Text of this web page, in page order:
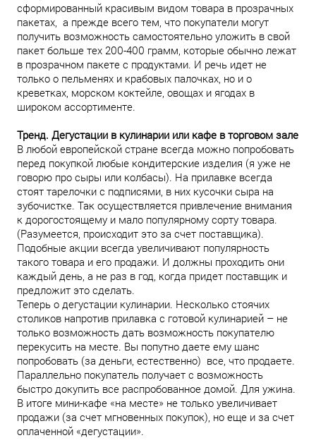
сформированный красивым видом товара в прозрачных
пакетах, а прежде всего тем, что покупатели могут
получить возможность самостоятельно уложить в свой
пакет больше тех 200-400 грамм, которые обычно лежат
в прозрачном пакете с продуктами. И речь идет не
только о пельменях и крабовых палочках, но и о
креветках, морском коктейле, овощах и ягодах в
широком ассортименте.
Тренд. Дегустации в кулинарии или кафе в торговом зале
В любой европейской стране всегда можно попробовать
перед покупкой любые кондитерские изделия (я уже не
говорю про сыры или колбасы). На прилавке всегда
стоят тарелочки с подписями, в них кусочки сыра на
зубочистке. Так осуществляется привлечение внимания
к дорогостоящему и мало популярному сорту товара.
(Разумеется, происходит это за счет поставщика).
Подобные акции всегда увеличивают популярность
такого товара и его продажи. И должны проходить они
каждый день, а не раз в год, когда придет поставщик и
предложит это сделать.
Теперь о дегустации кулинарии. Несколько стоячих
столиков напротив прилавка с готовой кулинарией – не
только возможность дать возможность покупателю
перекусить на месте. Вы попутно даете ему шанс
попробовать (за деньги, естественно) все, что продаете.
Параллельно покупатель получает с возможность
быстро докупить все распробованное домой. Для ужина.
В итоге мини-кафе «на месте» не только увеличивает
продажи (за счет мгновенных покупок), но еще и за счет
оплаченной «дегустации».